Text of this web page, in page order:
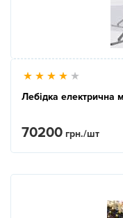
Лебідка електрична
70200 грн./шт